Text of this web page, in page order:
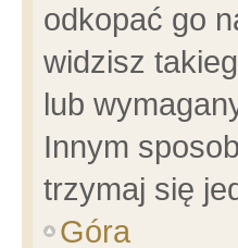
odkopać go
widzisz
lub
Innym
trzymaj się
Góra